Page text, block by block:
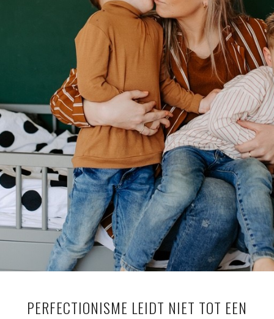
PERFECTIONISME LEIDT NIET TOT EEN